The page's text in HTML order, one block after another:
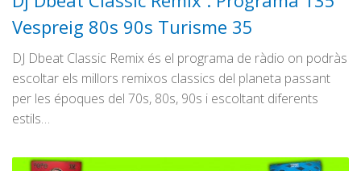
Publicitat
Contacte
Vespreig 80s 90s Turisme 35
DJ Dbeat Classic Remix és el programa de ràdio on podràs
escoltar els millors remixos classics del planeta passant
per les époques del 70s, 80s, 90s i escoltant diferents
estils…